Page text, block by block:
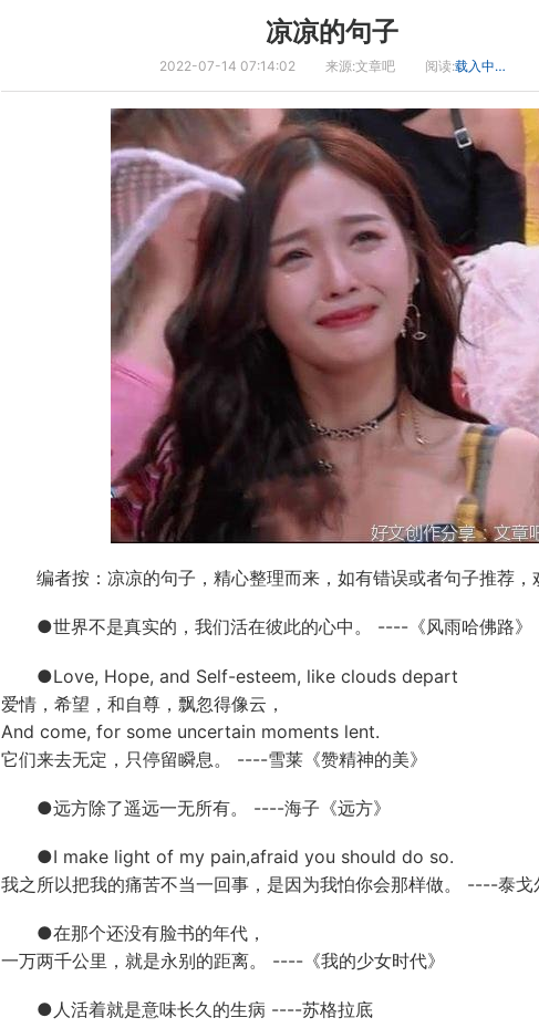
凉凉的句子
2022-07-14 07:14:02 来源:文章吧 阅读:载入中…
编者按：凉凉的句子 ，精心整理而来，如有错误或者句子推荐，
●世界不是真实的，我们活在彼此的心中。 ----《风雨哈佛路》
●Love, Hope, and Self-esteem, like clouds depart
爱情 ，希望，和自尊，飘忽得像云，
And come, for some uncertain moments lent.
它们来去无定，只停留瞬息。 ----雪莱《赞精神的美》
●远方除了遥远一无所有。 ----海子《远方》
●I make light of my pain,afraid you should do so.
我之所以把我的痛苦不当一回事，是因为我怕你会那样做。 ----泰戈
●在那个还没有脸书的年代，
一万两千公里，就是永别的距离。 ----《我的少女时代》
●人活着就是意味长久的生病 ----苏格拉底